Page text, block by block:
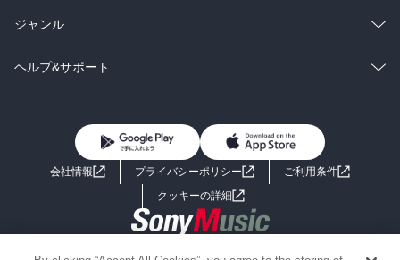
BL・TL
雑誌・グラビア
BL・TL
ラノベ
雑誌・グラビア
総合
ラノベ
ジャンル
コミック
ライトノベル 男子向けラノベ
小説
海外小説
ヘルプ&サポート
よくあるご質問 お問い合わせ
会社情報 プライバシーポリシー
ご利用条件
クッキーの詳細
Copyright 2017 - 2026 Sony Music Entertainment(Japan) Inc.